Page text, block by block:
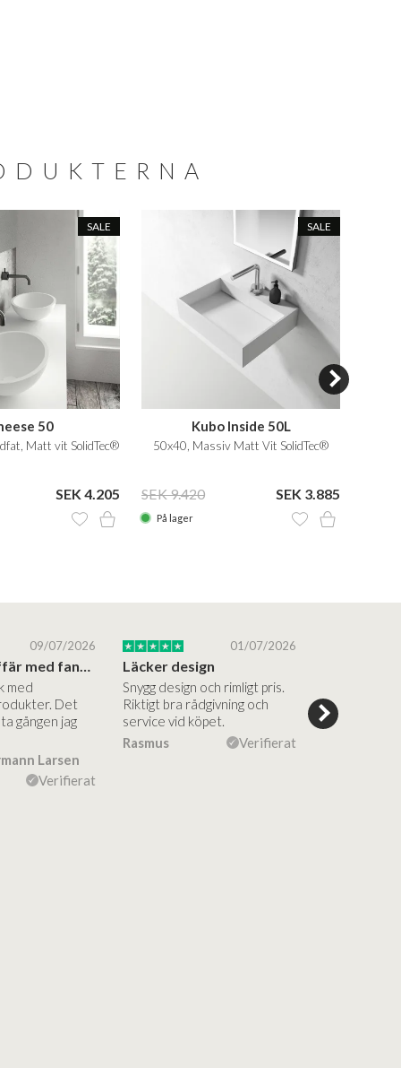
SALE
50
Matt vit SolidTec®
SEK 4.205
SALE
Kubo Inside 50L
50x40, Massiv Matt Vit SolidTec®
SEK 9.420 SEK 3.885
På lager
09/07/2026
Superbra affär med fantastiska produkter
med
Det
gången jag
Larsen
Verifierat
01/07/2026
Läcker design
Snygg design och rimligt pris.
Riktigt bra rådgivning och
service vid köpet.
Rasmus
Verifierat
hjälpsamma
vägledning